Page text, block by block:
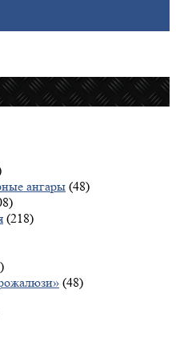
ангары (48)
(218)
(48)